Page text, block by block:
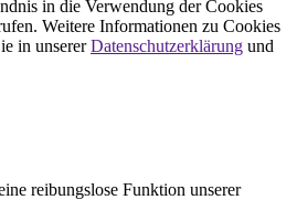
in die Verwendung der Cookies
Weitere Informationen zu Cookies
in unsererDatenschutzerklärung und
reibungslose Funktion unserer